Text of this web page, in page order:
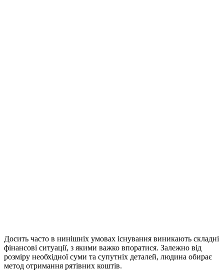
Досить часто в нинішніх умовах існування виникають складні
фінансові ситуації, з якими важко впоратися. Залежно від
розміру необхідної суми та супутніх деталей, людина обирає
метод отримання рятівних коштів.